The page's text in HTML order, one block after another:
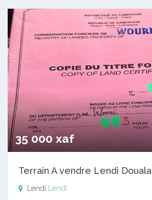
35 000 xaf
Terrain A vendre Lendi Douala
Lendi Lendi